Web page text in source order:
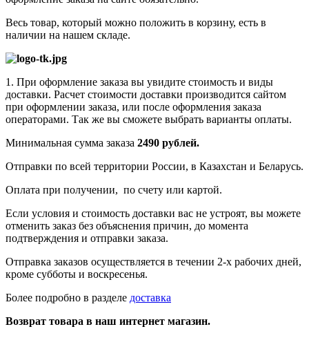
Весь товар, который можно положить в корзину, есть в
наличии на нашем складе.
1. При оформление заказа вы увидите стоимость и виды
доставки. Расчет стоимости доставки производится сайтом
при оформлении заказа, или после оформления заказа
операторами. Так же вы сможете выбрать варианты оплаты.
Минимальная сумма заказа 2490 рублей.
Отправки по всей территории России, в Казахстан и Беларусь.
Оплата при получении, по счету или картой.
Если условия и стоимость доставки вас не устроят, вы можете
отменить заказ без объяснения причин, до момента
подтверждения и отправки заказа.
Отправка заказов осуществляется в течении 2-х рабочих дней,
кроме субботы и воскресенья.
Более подробно в разделе доставка
Возврат товара в наш интернет магазин.